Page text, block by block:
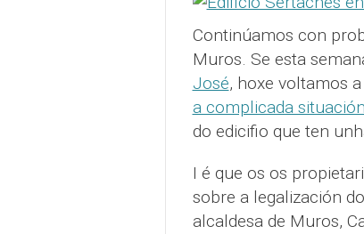
Continúamos con
Muros. Se esta
José, hoxe voltamos
a complicada situación
do edicifio que ten
I é que os os
sobre a legalización
alcaldesa de Muros,